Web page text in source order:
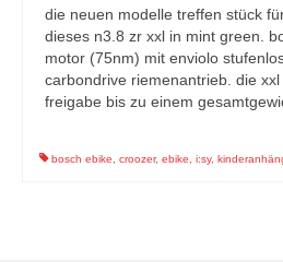
die neuen modelle treffen stück
dieses n3.8 zr xxl in mint green.
motor (75nm) mit enviolo
carbondrive riemenantrieb. die
freigabe bis zu einem
bosch ebike croozer, ebike i:sy,